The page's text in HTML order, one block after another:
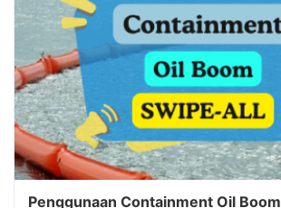
Penggunaan Containment Oil Boom